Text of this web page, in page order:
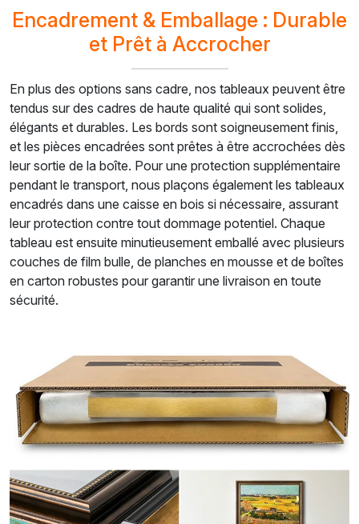
Encadrement & Emballage : Durable
et Prêt à Accrocher
En plus des options sans cadre, nos tableaux peuvent être
tendus sur des cadres de haute qualité qui sont solides,
élégants et durables. Les bords sont soigneusement finis,
et les pièces encadrées sont prêtes à être accrochées dès
leur sortie de la boîte. Pour une protection supplémentaire
pendant le transport, nous plaçons également les tableaux
encadrés dans une caisse en bois si nécessaire, assurant
leur protection contre tout dommage potentiel. Chaque
tableau est ensuite minutieusement emballé avec plusieurs
couches de film bulle, de planches en mousse et de boîtes
en carton robustes pour garantir une livraison en toute
sécurité.